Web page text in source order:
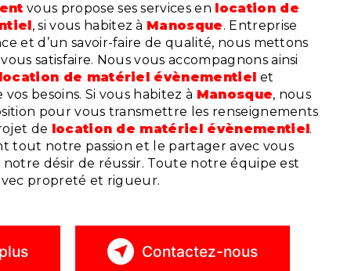
vous propose ses services en location de
, si vous habitez à Manosque. Entreprise
et d’un savoir-faire de qualité, nous mettons
satisfaire. Nous vous accompagnons ainsi
location de matériel évènementiel et
besoins. Si vous habitez à Manosque, nous
pour vous transmettre les renseignements
de location de matériel évènementiel.
tout notre passion et le partager avec vous
désir de réussir. Toute notre équipe est
propreté et rigueur.
Contactez-nous